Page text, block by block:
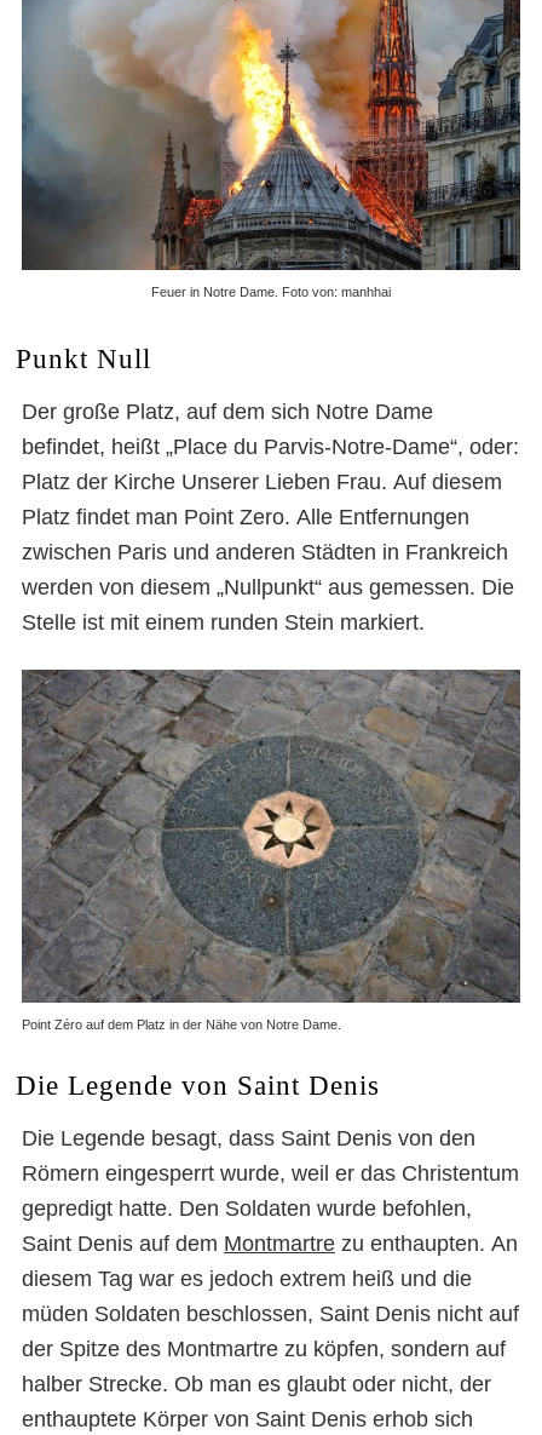
Feuer in Notre Dame. Foto von: manhhai
Punkt Null
Der große Platz, auf dem sich Notre Dame
befindet, heißt „Place du Parvis-Notre-Dame“, oder:
Platz der Kirche Unserer Lieben Frau. Auf diesem
Platz findet man Point Zero. Alle Entfernungen
zwischen Paris und anderen Städten in Frankreich
werden von diesem „Nullpunkt“ aus gemessen. Die
Stelle ist mit einem runden Stein markiert.
Point Zéro auf dem Platz in der Nähe von Notre Dame.
Die Legende von Saint Denis
Die Legende besagt, dass Saint Denis von den
Römern eingesperrt wurde, weil er das Christentum
gepredigt hatte. Den Soldaten wurde befohlen,
Saint Denis auf dem Montmartre zu enthaupten. An
diesem Tag war es jedoch extrem heiß und die
müden Soldaten beschlossen, Saint Denis nicht auf
der Spitze des Montmartre zu köpfen, sondern auf
halber Strecke. Ob man es glaubt oder nicht, der
enthauptete Körper von Saint Denis erhob sich